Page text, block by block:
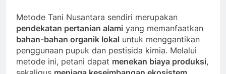
Metode Tani Nusantara sendiri merupakan
pendekatan pertanian alami yang memanfaatkan
bahan-bahan organik lokal untuk menggantikan
penggunaan pupuk dan pestisida kimia. Melalui
metode ini, petani dapat menekan biaya produksi,